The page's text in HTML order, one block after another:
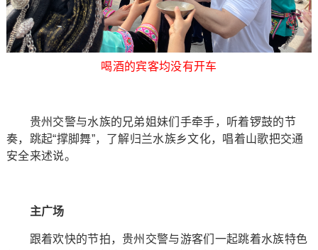
喝酒的宾客均没有开车
贵州交警与水族的兄弟姐妹们手牵手，听着锣鼓的节
奏，跳起“撑脚舞”，了解归兰水族乡文化，唱着山歌把交通
安全来述说。
主广场
跟着欢快的节拍，贵州交警与游客们一起跳着水族特色